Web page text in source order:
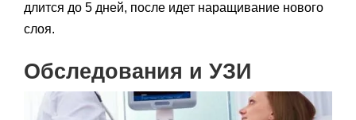
длится до 5 дней, после идет наращивание нового
слоя.
Обследования и УЗИ